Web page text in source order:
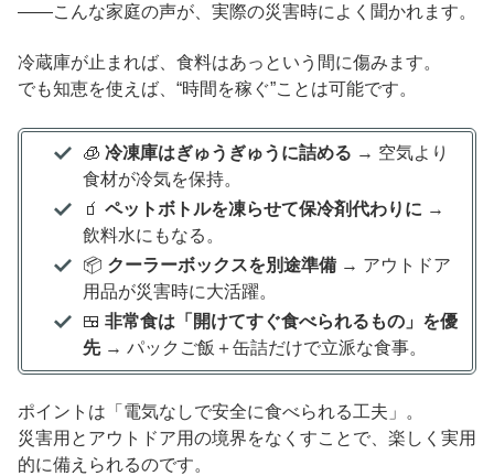
――こんな家庭の声が、実際の災害時によく聞かれます。
冷蔵庫が止まれば、食料はあっという間に傷みます。
でも知恵を使えば、“時間を稼ぐ”ことは可能です。
🧊 冷凍庫はぎゅうぎゅうに詰める → 空気より
食材が冷気を保持。
🧃 ペットボトルを凍らせて保冷剤代わりに →
飲料水にもなる。
📦 クーラーボックスを別途準備→ アウトドア
用品が災害時に大活躍。
🍱 非常食は「開けてすぐ食べられるもの」を優
先→ パックご飯＋缶詰だけで立派な食事。
ポイントは「電気なしで安全に食べられる工夫」。
災害用とアウトドア用の境界をなくすことで、楽しく実用
的に備えられるのです。